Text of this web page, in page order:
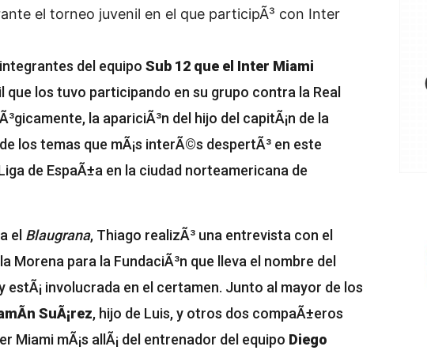
el torneo juvenil en el que participÃ³ con Inter
del equipo Sub 12 que el Inter Miami
que los tuvo participando en su grupo contra la Real
la apariciÃ³n del hijo del capitÃ¡n de la
los temas que mÃ¡s interÃ©s despertÃ³ en este
de EspaÃ±a en la ciudad norteamericana de
el Blaugrana, Thiago realizÃ³ una entrevista con el
Morena para la FundaciÃ³n que lleva el nombre del
estÃ¡ involucrada en el certamen. Junto al mayor de los
SuÃ¡rez, hijo de Luis, y otros dos compaÃ±eros
Miami mÃ¡s allÃ¡ del entrenador del equipo Diego